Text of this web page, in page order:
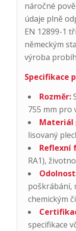
náročné
údaje plně
EN 12899-1
německým
výroba
Specifikace
Rozměr:
755 mm pro
Materiál
lisovaný
Reflexní
RA1),
poškrábání,
chemickým
specifikace